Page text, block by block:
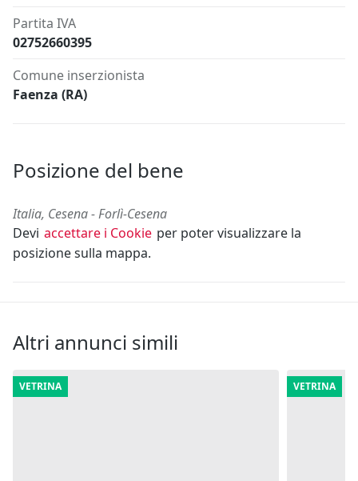
Partita IVA
02752660395
Comune inserzionista
Faenza (RA)
Posizione del bene
Italia, Cesena - Forlì-Cesena
Devi accettare i Cookie per poter visualizzare la
posizione sulla mappa.
Altri annunci simili
VETRINA VETRINA